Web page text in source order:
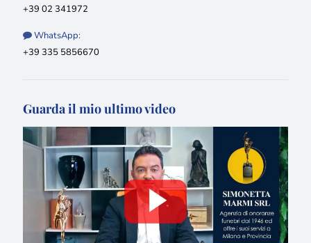
+39 02 341972
WhatsApp:
+39 335 5856670
Guarda il mio ultimo video